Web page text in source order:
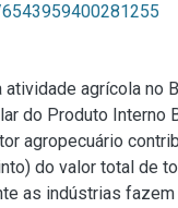
atividade agrícola no
do Produto Interno
agropecuário
do valor total de
as indústrias